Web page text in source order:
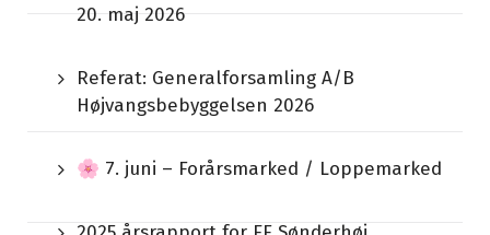
20. maj 2026
Referat: Generalforsamling A/B
Højvangsbebyggelsen 2026
🌸 7. juni – Forårsmarked / Loppemarked